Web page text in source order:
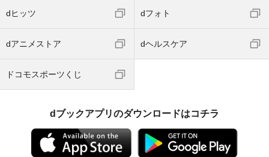
dヒッツ dフォト
dアニメストア dヘルスケア
ドコモスポーツくじ
dブックアプリのダウンロードはコチラ